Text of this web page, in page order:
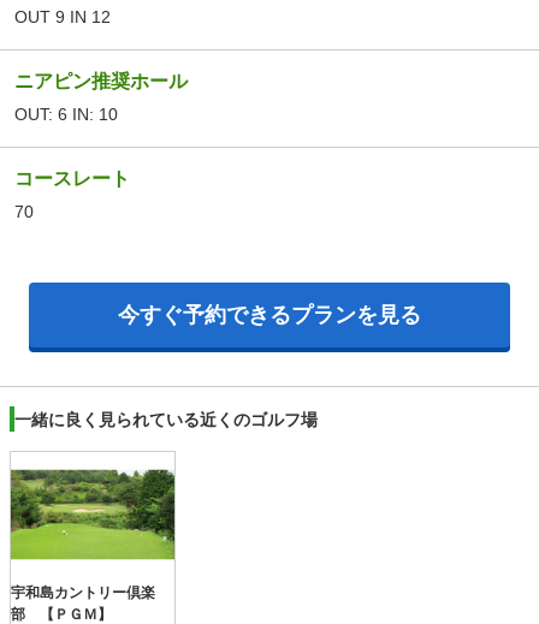
OUT 9 IN 12
ニアピン推奨ホール
OUT: 6 IN: 10
コースレート
70
今すぐ予約できるプランを見る
一緒に良く見られている近くのゴルフ場
宇和島カントリー倶楽
部 【ＰＧＭ】